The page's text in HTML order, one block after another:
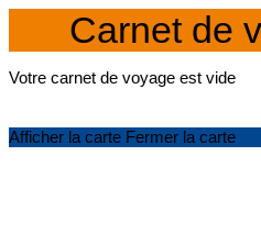
Carnet de
Votre carnet de voyage est vide
Afficher la carte Fermer la carte